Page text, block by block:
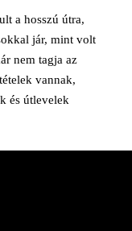
a hosszú útra,
jár, mint volt
nem tagja az
vannak,
és útlevelek